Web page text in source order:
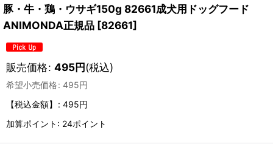
豚・牛・鶏・ウサギ150g 82661成犬用ドッグフード
ANIMONDA正規品 [82661]
販売価格: 495円(税込)
希望小売価格: 495円
【税込金額】
: 495円
加算ポイント: 24ポイント